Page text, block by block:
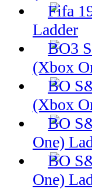
Ladder
(Xbox
(Xbox
One)
One)